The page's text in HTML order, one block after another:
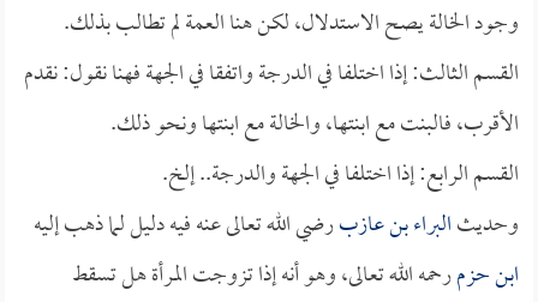
وجود الخالة يصح الاستدلال، لكن هنا العمة لم تطالب بذلك.
القسم الثالث: إذا اختلفا في الدرجة واتفقا في الجهة فهنا نقول: نقدم
الأقرب، فالبنت مع ابنتها، والخالة مع ابنتها ونحو ذلك.
القسم الرابع: إذا اختلفا في الجهة والدرجة.. إلخ.
وحديثالبراء بن عازبرضي الله تعالى عنه فيه دليل لما ذهب إليه
ابن حزمرحمه الله تعالى، وهو أنه إذا تزوجت المرأة هل تسقط